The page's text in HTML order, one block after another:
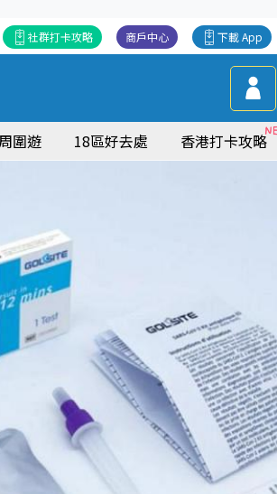
下載 App
商戶中心
社群打卡攻略
圍遊 18區好去處 香港打卡攻略